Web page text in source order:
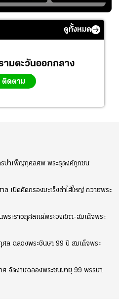
กบีจี แฮปปี้
บการเยือนไทย
เสิรมอาวุธหนัก
ดูทั้งหมด
ามตะวันออกกลาง
ติดตาม
รบำเพ็ญกุศลศพ พระธุดงค์ถูกชน
เปิดคัดกรองมะเร็งลำไส้ใหญ่ ถวายพระ
ระราชกุศลแด่พระองค์ภา-สมเด็จพระ
ล ฉลองพระชันษา 99 ปี สมเด็จพระ
ศ จัดงานฉลองพระชนมายุ 99 พรรษา